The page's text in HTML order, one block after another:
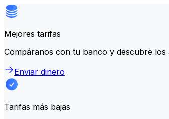
Mejores tarifas
Compáranos con tu banco y descubre
Enviar dinero
Tarifas más bajas